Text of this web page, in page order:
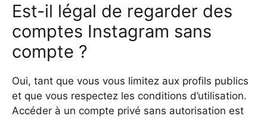
Est-il légal de regarder des
comptes Instagram sans
compte ?
Oui, tant que vous vous limitez aux profils publics
et que vous respectez les conditions d’utilisation.
Accéder à un compte privé sans autorisation est